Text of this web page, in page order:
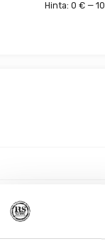
Hinta: 0 € —